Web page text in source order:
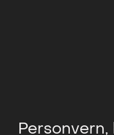
Personvern,